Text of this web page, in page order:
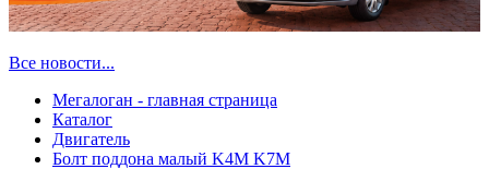
Все новости...
Мегалоган - главная страница
Каталог
Двигатель
Болт поддона малый K4M K7M